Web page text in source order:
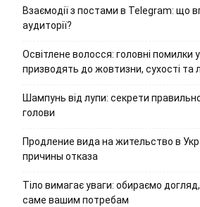
Взаємодії з постами в Telegram: що
аудиторії?
Освітлене волосся: головні помилки у
призводять до жовтизни, сухості та
Шампунь від лупи: секрети
голови
Продление вида на жительство в
причины отказа
Тіло вимагає уваги: обираємо
саме вашим потребам